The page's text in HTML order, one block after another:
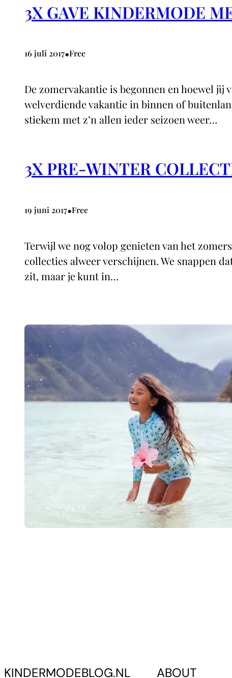
3X GAVE KINDERMODE
16 juli 2017•Free
De zomervakantie is begonnen en hoewel jij
welverdiende vakantie in binnen of
stiekem met z’n allen ieder seizoen weer…
3X PRE-WINTER
19 juni 2017•Free
Terwijl we nog volop genieten van het
collecties alweer verschijnen. We snappen
zit, maar je kunt in…
KINDERMODEBLOG.NL ABOUT